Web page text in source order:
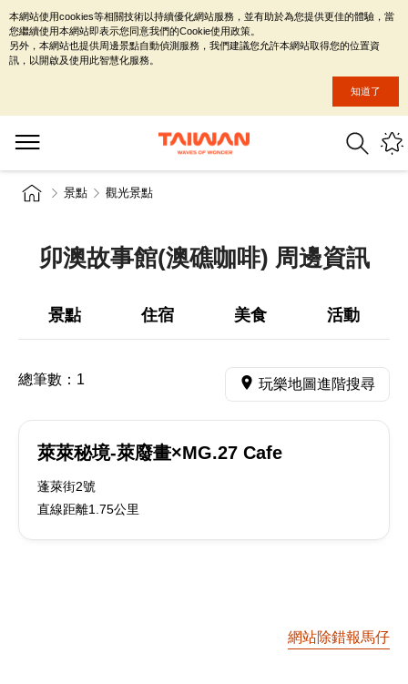
景點 觀光景點
卯澳故事館(澳礁咖啡) 周邊資訊
景點 住宿 美食 活動
總筆數： 1 玩樂地圖進階搜尋
萊萊秘境-萊廢畫×MG.27 Cafe
蓬萊街2號
直線距離1.75公里
網站除錯報馬仔
本網站使用cookies等相關技術以持續優化網站服務，並有助於為您提供更佳的體驗，當
您繼續使用本網站即表示您同意我們的Cookie使用政策。
另外，本網站也提供周邊景點自動偵測服務，我們建議您允許本網站取得您的位置資
訊，以開啟及使用此智慧化服務。
知道了